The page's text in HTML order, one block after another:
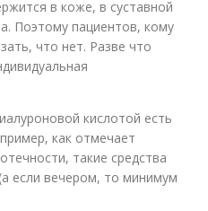
в коже, в суставной
Поэтому пациентов, кому
что нет. Разве что
кислотой есть
как отмечает
такие средства
если вечером, то минимум